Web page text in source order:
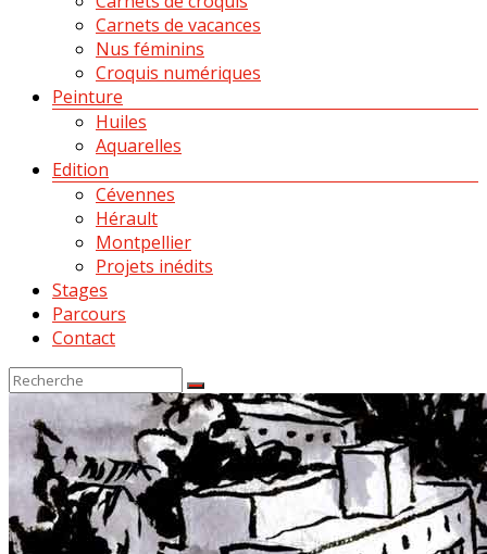
Carnets de vacances
Nus féminins
Croquis numériques
Peinture
Huiles
Aquarelles
Edition
Cévennes
Hérault
Montpellier
Projets inédits
Stages
Parcours
Contact